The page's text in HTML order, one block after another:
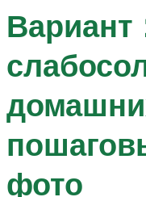
Вариант
фото